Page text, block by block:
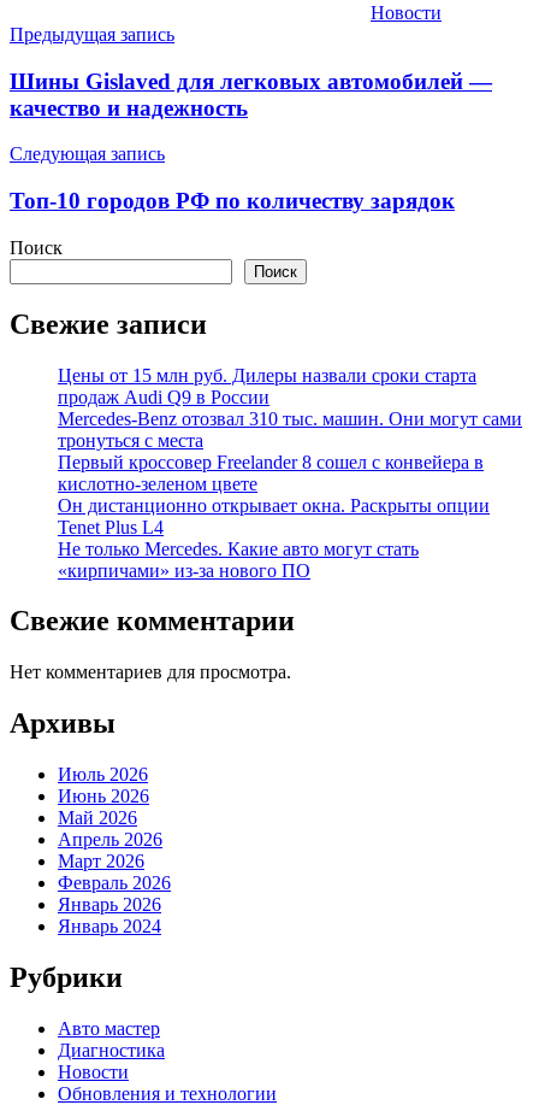
Новости
Навигация
по
записям
Предыдущая запись
Шины Gislaved для легковых автомобилей —
качество и надежность
Следующая запись
Топ-10 городов РФ по количеству зарядок
Поиск
Поиск
Свежие записи
Цены от 15 млн руб. Дилеры назвали сроки старта
продаж Audi Q9 в России
Mercedes-Benz отозвал 310 тыс. машин. Они могут сами
тронуться с места
Первый кроссовер Freelander 8 сошел с конвейера в
кислотно-зеленом цвете
Он дистанционно открывает окна. Раскрыты опции
Tenet Plus L4
Не только Mercedes. Какие авто могут стать
«кирпичами» из-за нового ПО
Свежие комментарии
Нет комментариев для просмотра.
Архивы
Июль 2026
Июнь 2026
Май 2026
Апрель 2026
Март 2026
Февраль 2026
Январь 2026
Январь 2024
Рубрики
Авто мастер
Диагностика
Новости
Обновления и технологии